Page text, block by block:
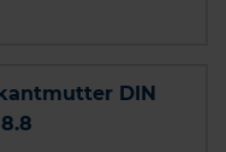
DIN